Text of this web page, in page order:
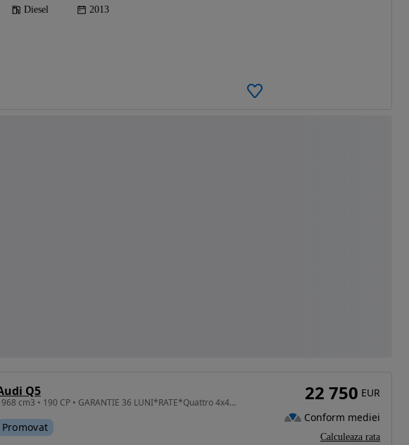
Diesel 2013
Q5
1968 cm3 • 190 CP • GARANTIE 36 LUNI*RATE*Quattro 4x4*190Cp*Automata*Led*Piele coniac*Navi
Promovat
22 750 EUR
Conform mediei
Calculeaza rata